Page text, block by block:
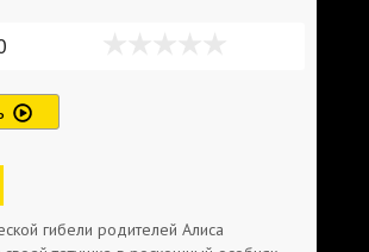
гибели родителей Алиса